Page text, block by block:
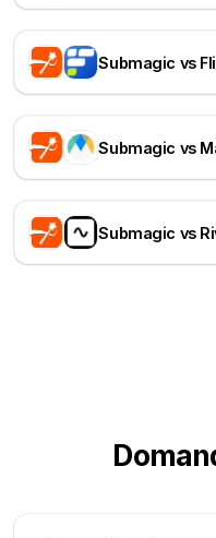
Submagic vs
Submagic vs
Submagic vs